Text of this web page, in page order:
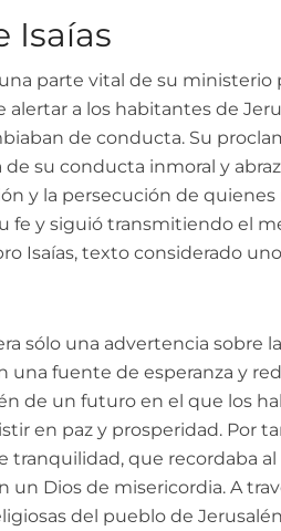
Isaías
parte vital de su
alertar a los habitantes de
de conducta. Su
su conducta inmoral y
y la persecución de quienes
fe y siguió transmitiendo el
Isaías, texto considerado
sólo una advertencia sobre
una fuente de esperanza y
de un futuro en el que los
en paz y prosperidad. Por
que recordaba
un Dios de misericordia. A
del pueblo de